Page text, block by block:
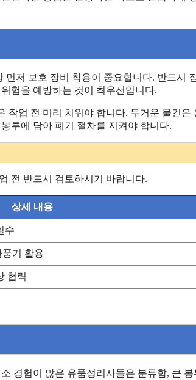
저 보호 장비 착용이 중요합니다. 반드시
험을 예방하는 것이 최우선입니다.
작업 전 미리 치워야 합니다. 무거운 물건은
투에 담아 폐기 절차를 지켜야 합니다.
전 반드시 검토하시기 바랍니다.
상세 내용
수
기 활용
협력
경험이 많은 유품정리사들은 분류함, 큰 봉